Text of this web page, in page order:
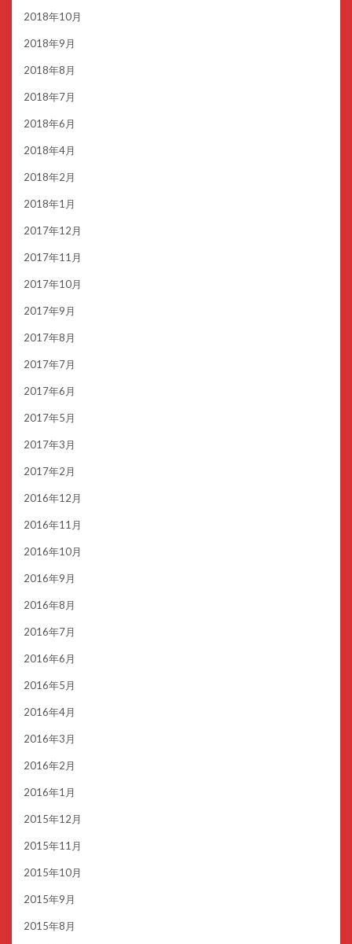
2018年10月
2018年9月
2018年8月
2018年7月
2018年6月
2018年4月
2018年2月
2018年1月
2017年12月
2017年11月
2017年10月
2017年9月
2017年8月
2017年7月
2017年6月
2017年5月
2017年3月
2017年2月
2016年12月
2016年11月
2016年10月
2016年9月
2016年8月
2016年7月
2016年6月
2016年5月
2016年4月
2016年3月
2016年2月
2016年1月
2015年12月
2015年11月
2015年10月
2015年9月
2015年8月